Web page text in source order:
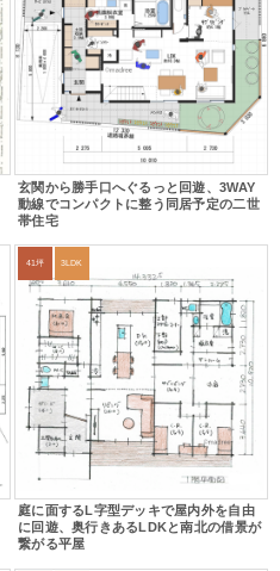
玄関から勝手口へぐるっと回遊、3WAY
動線でコンパクトに整う同居予定の二世
帯住宅
41坪 3LDK
庭に面するL字型デッキで屋内外を自由
に回遊、奥行きあるLDKと南北の借景が
繋がる平屋